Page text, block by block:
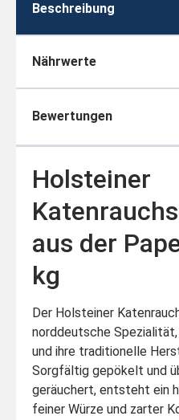
Beschreibung
Nährwerte
Bewertungen
Holsteiner
aus der
kg
Der Holsteiner
norddeutsche
und ihre traditionelle
Sorgfältig gepökelt und
geräuchert, entsteht ein
feiner Würze und zarter